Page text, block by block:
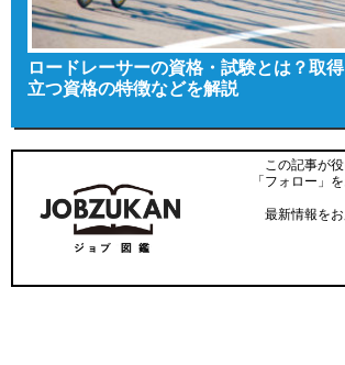
ロードレーサーの資格・試験とは？取
立つ資格の特徴などを解説
この記事が
「フォロー」
最新情報を